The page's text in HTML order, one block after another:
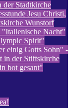
der Stadtkirche
Jesu Christi,
Wunstorf
"Italienische Nacht"
Spirit"
einig Gotts Sohn" -
in der Stiftskirche
bot gesant"